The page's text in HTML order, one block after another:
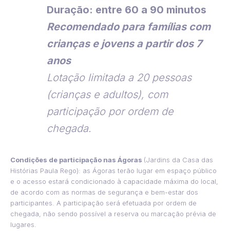
Duração: entre 60 a 90 minutos
Recomendado para famílias com
crianças e jovens a partir dos 7
anos
Lotação limitada a 20 pessoas
(crianças e adultos), com
participação por ordem de
chegada.
Condições de participação nas Ágoras (Jardins da Casa das
Histórias Paula Rego): as Ágoras terão lugar em espaço público
e o acesso estará condicionado à capacidade máxima do local,
de acordo com as normas de segurança e bem-estar dos
participantes. A participação será efetuada por ordem de
chegada, não sendo possível a reserva ou marcação prévia de
lugares.